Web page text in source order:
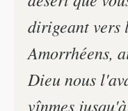
dirigeant vers
Amorrhéens,
Dieu nous
vînmes